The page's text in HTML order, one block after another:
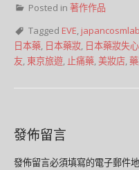
Posted in 著作作品
Tagged EVE, japancosmlab
日本藥, 日本藥妝, 日本藥妝失
友, 東京旅遊, 止痛藥,美妝店,
發佈留言
發佈留言必須填寫的電子郵件